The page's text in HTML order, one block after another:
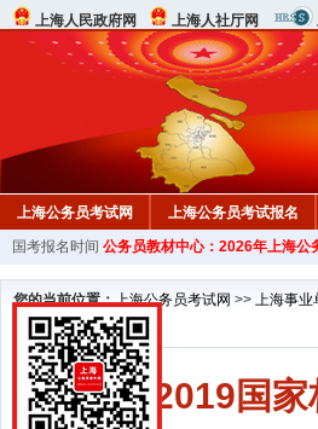
上海人民政府网 上海人社厅网
上海公务员考试网 上海公务员考试报名
国考报名时间 公务员教材中心：2026年上海公
您的当前位置：上海公务员考试网 >> 上海事业
2019国